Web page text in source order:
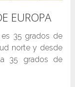
EUROPA
35 grados de
norte y desde
35 grados de